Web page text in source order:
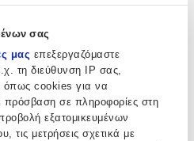
σας
μας επεξεργαζόμαστε
τη διεύθυνση IP σας,
όπως cookies για να
πρόσβαση σε πληροφορίες στη
εξατομικευμένων
τις μετρήσεις σχετικά με